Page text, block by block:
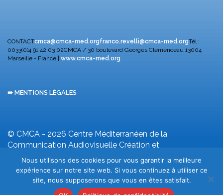
CONTACTcmca@cmca-med.orgfranco.revelli@cmca-med.orgTél :
0033(0)4 91 42 03 02CMCA / 30 boulevard Georges Clemenceau 13004
Marseille - France | www.cmca-med.org
➠ MENTIONS LÉGALES
© CMCA - 2026 Centre Méditerranéen de la
Communication Audiovisuelle Création et
développement F. Revelli
Nous utilisons des cookies pour vous garantir la meilleure
expérience sur notre site web. Si vous continuez à utiliser ce
site, nous supposerons que vous en êtes satisfait.